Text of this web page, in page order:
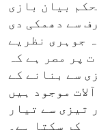
بیان بازی
سے دھمکی دی
جوہری نظریے
پر مصر ہے کہ
سے بنانے کے
موجود ہیں
تیزی سے تیار
کر سکتا ہے۔